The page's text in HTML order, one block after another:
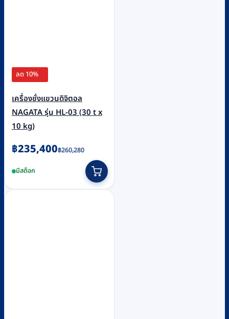
ลด 10%
เครื่องชั่งแขวนดิจิตอล
NAGATA รุ่น HL-03 (30 t x
10 kg)
฿260,280
Original
was:
฿260,280.
฿235,400
Current
is:
฿235,400.
มีสต็อก